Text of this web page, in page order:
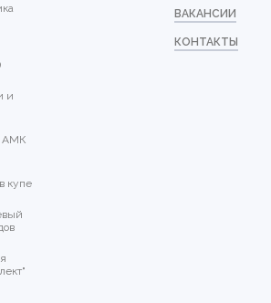
и
АМК
купе
ВАКАНСИИ
КОНТАКТЫ